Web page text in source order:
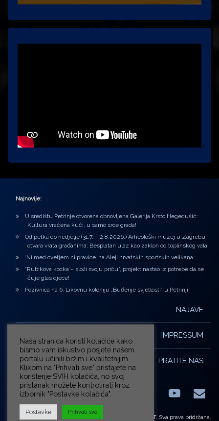
Najnovije:
U središtu Petrinje otvorena obnovljena Galerija Krsto Hegedušić:
Kultura vraćena kući, u samo srce grada!
Od petka do nedjelje (31.7. – 2.8.2026.) Arheološki muzej u Zagrebu
otvara vrata građanima: Besplatan ulaz kao zaklon od toplinskog vala
‘Ni med cvetjem ni pravice’ na Aleji hrvatskih sportskih velikana
“Rubikova kocka – složi svoju priču”, projekt nastao iz potrebe da se
čuje glas djece!
Pozivnica na 6. Likovnu koloniju „Buđenje svjetlosti” u Petrinji
NAJAVE
IMPRESSUM
PRATITE NAS
FacebookLinkedIn E-
© ZG-KULT. Sva prava pridržana.
Naša stranica koristi kolačiće kako
bismo vam iskustvo posjete našem
portalu učinili bržim i kvalitetnijim.
Klikom na "Prihvati sve" pristajete na
korištenje SVIH kolačića, no svoj
pristanak možete kontrolirati kroz
izbornik "Postavke kolačića".
Postavke Prihvati sve